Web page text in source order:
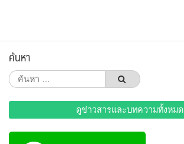
ค้นหา
ค้นหา
สำหรับ:
ดูข่าวสารและบทความทั้งหมด